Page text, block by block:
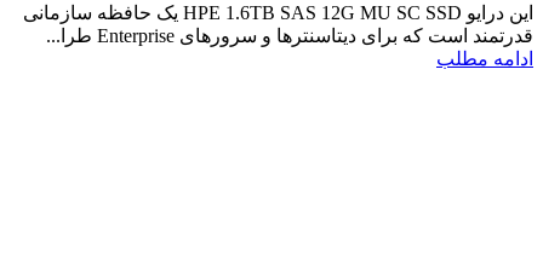
این درایو HPE 1.6TB SAS 12G MU SC SSD یک حافظه سازمانی
قدرتمند است که برای دیتاسنترها و سرورهای Enterprise طرا...
ادامه مطلب